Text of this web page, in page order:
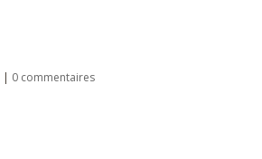
| 0 commentaires